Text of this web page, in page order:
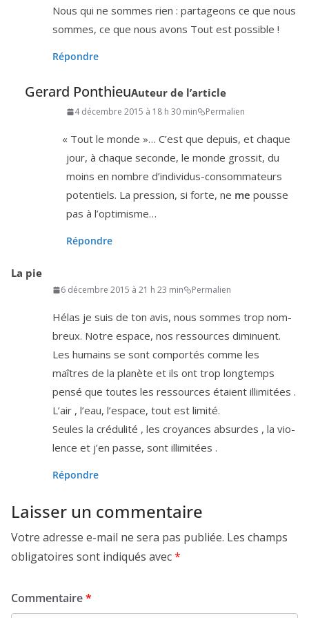
Nous qui ne sommes rien : par­ta­geons ce que nous
sommes, ce que nous avons Tout est possible !
Répondre
Gerard PonthieuAuteur de l’article
4 décembre 2015 à 18 h 30 min Permalien
« Tout le monde »… C’est que depuis, et chaque
jour, à chaque seconde, le monde gros­sit, du
moins en nombre d’in­di­vi­dus-consom­ma­teurs
poten­tiels. La pres­sion, si forte, ne me pousse
pas à l’optimisme…
Répondre
La pie
6 décembre 2015 à 21 h 23 min Permalien
Hélas je suis de ton avis, nous sommes trop nom­
breux. Notre espace, nos res­sources dimi­nuent.
Les humains se sont com­por­tés comme les
maîtres de la pla­nète et ils ont trop long­temps
pen­sé que toutes les res­sources étaient illi­mi­tées .
L’air , l’eau, l’es­pace, tout est limité.
Seules la cré­du­li­té , les croyances absurdes , la vio­
lence et j’en passe, sont illimitées .
Répondre
Laisser un commentaire
Votre adresse e-mail ne sera pas publiée. Les champs
obligatoires sont indiqués avec*
Commentaire*